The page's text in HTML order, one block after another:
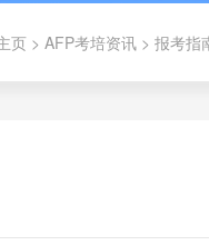
页 > AFP考培资讯 > 报考指